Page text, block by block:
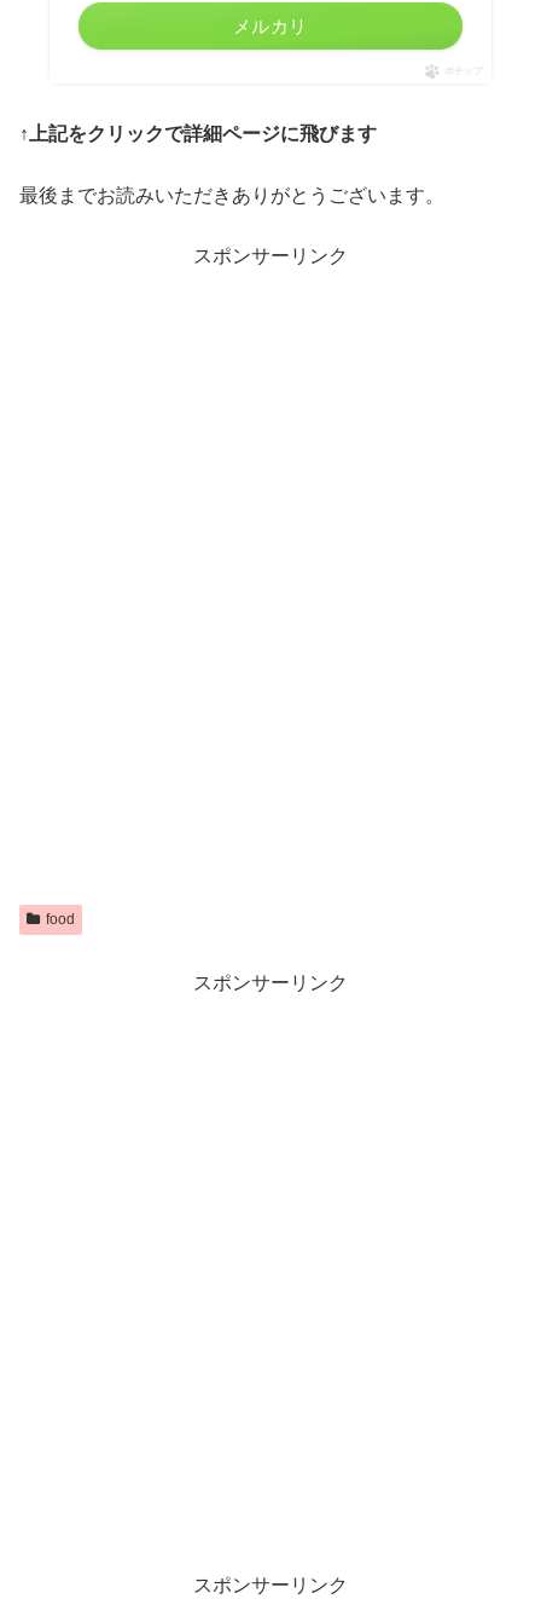
メルカリ
ポチップ
↑上記をクリックで詳細ページに飛びます
最後までお読みいただきありがとうございます。
スポンサーリンク
food
スポンサーリンク
スポンサーリンク